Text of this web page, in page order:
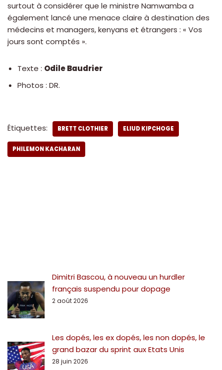
surtout à considérer que le ministre Namwamba a
également lancé une menace claire à destination des
médecins et managers, kenyans et étrangers : « Vos
jours sont comptés ».
Texte : Odile Baudrier
Photos : DR.
Étiquettes: BRETT CLOTHIER ELIUD KIPCHOGE
PHILEMON KACHARAN
Dimitri Bascou, à nouveau un hurdler
français suspendu pour dopage
2 août 2026
Les dopés, les ex dopés, les non dopés, le
grand bazar du sprint aux Etats Unis
28 juin 2026